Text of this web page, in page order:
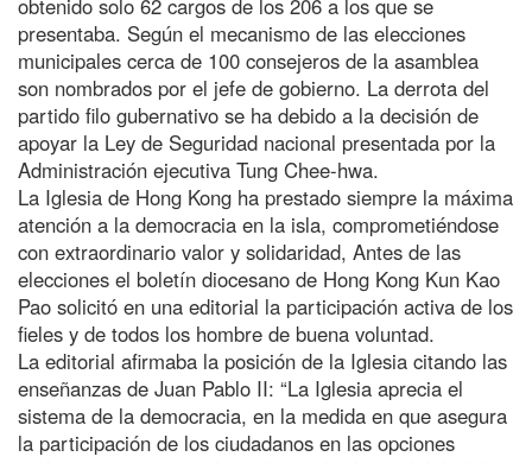
presentaba. Según el mecanismo de las elecciones
municipales cerca de 100 consejeros de la asamblea
son nombrados por el jefe de gobierno. La derrota del
partido filo gubernativo se ha debido a la decisión de
apoyar la Ley de Seguridad nacional presentada por la
Administración ejecutiva Tung Chee-hwa.
La Iglesia de Hong Kong ha prestado siempre la máxima
atención a la democracia en la isla, comprometiéndose
con extraordinario valor y solidaridad, Antes de las
elecciones el boletín diocesano de Hong Kong Kun Kao
Pao solicitó en una editorial la participación activa de los
fieles y de todos los hombre de buena voluntad.
La editorial afirmaba la posición de la Iglesia citando las
enseñanzas de Juan Pablo II: “La Iglesia aprecia el
sistema de la democracia, en la medida en que asegura
la participación de los ciudadanos en las opciones